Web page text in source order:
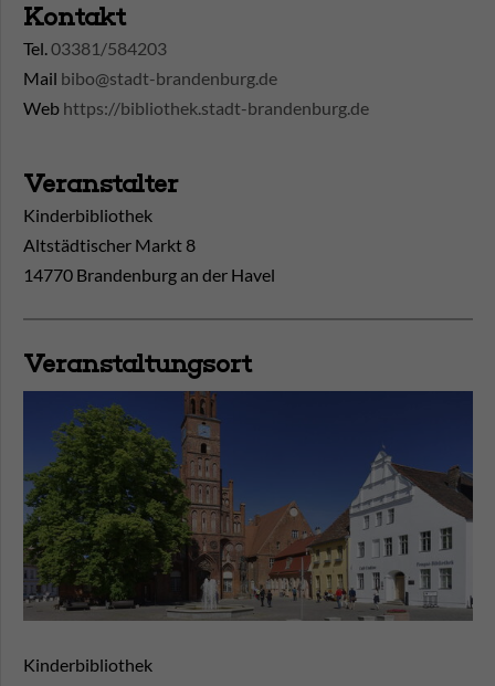
Kontakt
Tel.03381/584203
Mail bibo@stadt-brandenburg.de
Web https://bibliothek.stadt-brandenburg.de
Veranstalter
Kinderbibliothek
Altstädtischer Markt 8
14770 Brandenburg an der Havel
Veranstaltungsort
Kinderbibliothek